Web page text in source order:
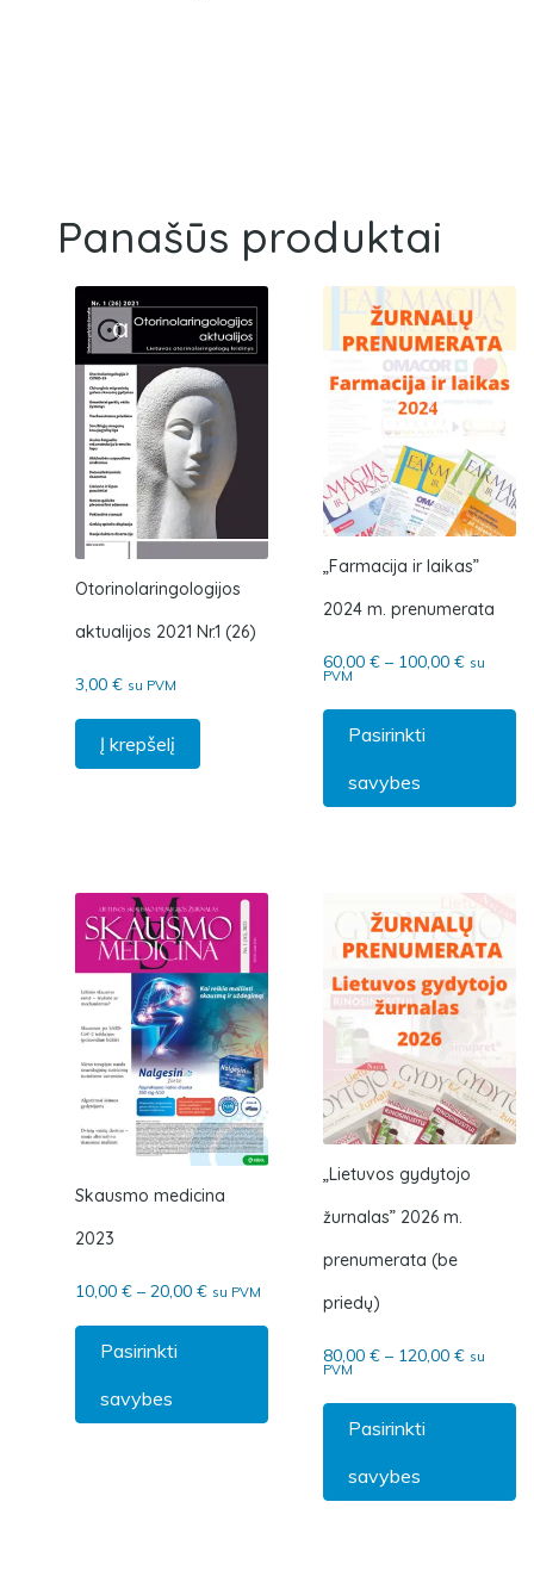
Panašūs produktai
Otorinolaringologijos
aktualijos 2021 Nr.1 (26)
3,00 € su PVM
Į krepšelį
„Farmacija ir laikas”
2024 m. prenumerata
60,00 € – 100,00 €Price
su
PVM
Pasirinkti
savybes
Skausmo medicina
2023
10,00 € – 20,00 €Price range: 10,00 € through 20,00 €
su PVM
Pasirinkti
savybes
This product has multiple
„Lietuvos gydytojo
žurnalas” 2026 m.
prenumerata (be
priedų)
80,00 € – 120,00 €Price
su
PVM
Pasirinkti
savybes